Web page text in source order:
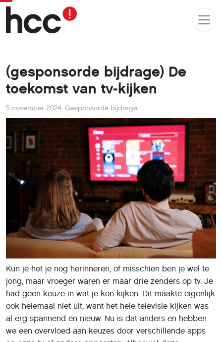
(gesponsorde bijdrage) De
toekomst van tv-kijken
5 november 2024, Gesponsorde bijdrage
Kun je het je nog herinneren, of misschien ben je wel te
jong, maar vroeger waren er maar drie zenders op tv. Je
had geen keuze in wat je kon kijken. Dit maakte eigenlijk
ook helemaal niet uit, want het hele televisie kijken was
al erg spannend en nieuw. Nu is dat anders en hebben
we een overvloed aan keuzes door verschillende apps